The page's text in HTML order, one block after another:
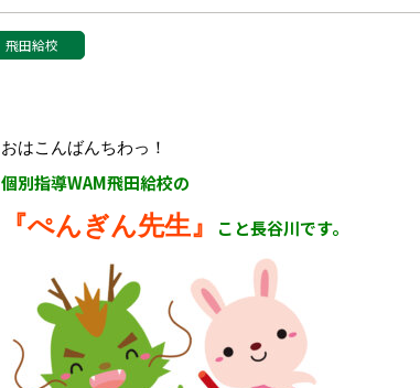
飛田給校
おはこんばんちわっ！
個別指導WAM飛田給校の
『ぺんぎん先生』 こと長谷川です。